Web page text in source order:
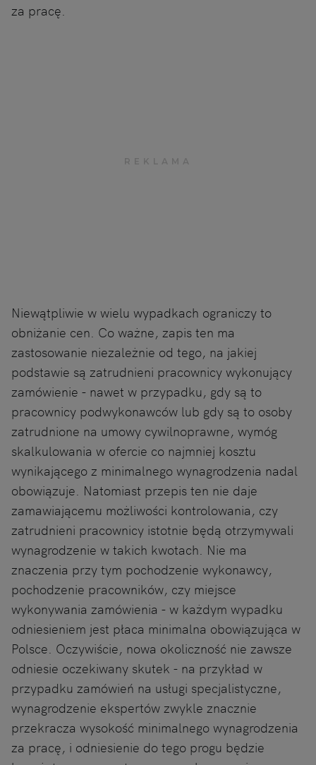
za pracę.
Niewątpliwie w wielu wypadkach ograniczy to
obniżanie cen. Co ważne, zapis ten ma
zastosowanie niezależnie od tego, na jakiej
podstawie są zatrudnieni pracownicy wykonujący
zamówienie - nawet w przypadku, gdy są to
pracownicy podwykonawców lub gdy są to osoby
zatrudnione na umowy cywilnoprawne, wymóg
skalkulowania w ofercie co najmniej kosztu
wynikającego z minimalnego wynagrodzenia nadal
obowiązuje. Natomiast przepis ten nie daje
zamawiającemu możliwości kontrolowania, czy
zatrudnieni pracownicy istotnie będą otrzymywali
wynagrodzenie w takich kwotach. Nie ma
znaczenia przy tym pochodzenie wykonawcy,
pochodzenie pracowników, czy miejsce
wykonywania zamówienia - w każdym wypadku
odniesieniem jest płaca minimalna obowiązująca w
Polsce. Oczywiście, nowa okoliczność nie zawsze
odniesie oczekiwany skutek - na przykład w
przypadku zamówień na usługi specjalistyczne,
wynagrodzenie ekspertów zwykle znacznie
przekracza wysokość minimalnego wynagrodzenia
za pracę, i odniesienie do tego progu będzie